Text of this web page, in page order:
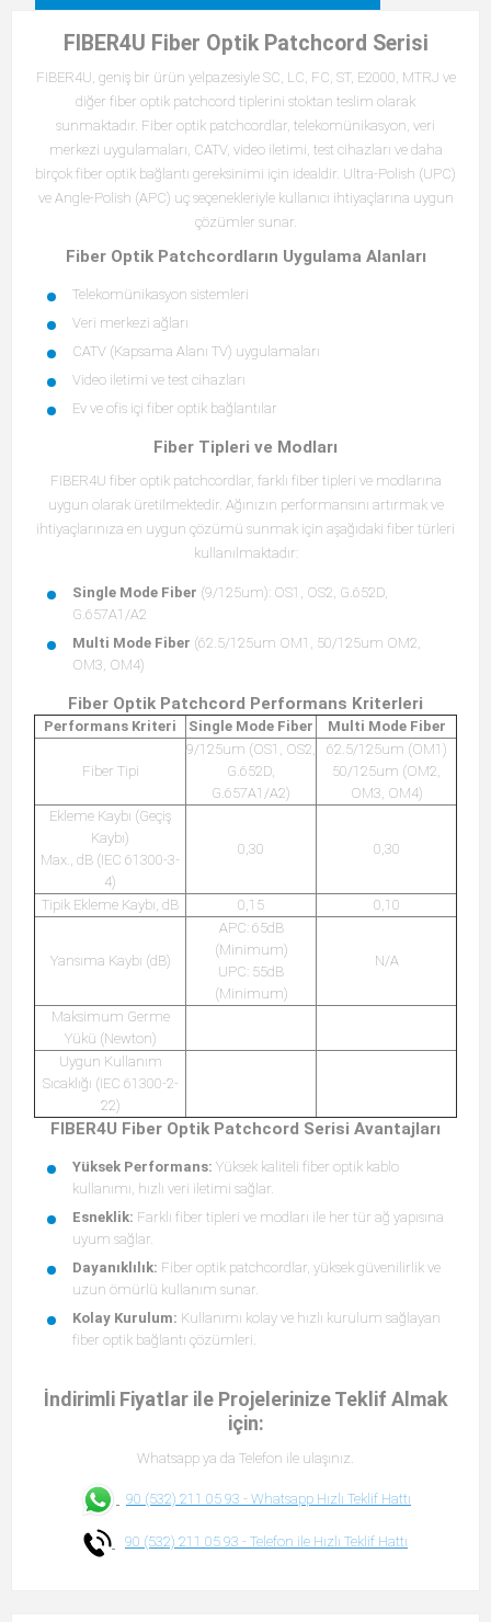
FIBER4U Fiber Optik Patchcord Serisi
FIBER4U, geniş bir ürün yelpazesiyle SC, LC, FC, ST, E2000, MTRJ ve
diğer fiber optik patchcord tiplerini stoktan teslim olarak
sunmaktadır. Fiber optik patchcordlar, telekomünikasyon, veri
merkezi uygulamaları, CATV, video iletimi, test cihazları ve daha
birçok fiber optik bağlantı gereksinimi için idealdir. Ultra-Polish (UPC)
ve Angle-Polish (APC) uç seçenekleriyle kullanıcı ihtiyaçlarına uygun
çözümler sunar.
Fiber Optik Patchcordların Uygulama Alanları
Telekomünikasyon sistemleri
Veri merkezi ağları
CATV (Kapsama Alanı TV) uygulamaları
Video iletimi ve test cihazları
Ev ve ofis içi fiber optik bağlantılar
Fiber Tipleri ve Modları
FIBER4U fiber optik patchcordlar, farklı fiber tipleri ve modlarına
uygun olarak üretilmektedir. Ağınızın performansını artırmak ve
ihtiyaçlarınıza en uygun çözümü sunmak için aşağıdaki fiber türleri
kullanılmaktadır:
Single Mode Fiber (9/125um): OS1, OS2, G.652D,
G.657A1/A2
Multi Mode Fiber (62.5/125um OM1, 50/125um OM2,
OM3, OM4)
Fiber Optik Patchcord Performans Kriterleri
Performans Kriteri Single Mode Fiber Multi Mode Fiber
Fiber Tipi
9/125um (OS1, OS2,
G.652D,
G.657A1/A2)
62.5/125um (OM1)
50/125um (OM2,
OM3, OM4)
Ekleme Kaybı (Geçiş
Kaybı)
Max., dB (IEC 61300-3-
4)
0,30 0,30
Tipik Ekleme Kaybı, dB 0,15 0,10
Yansıma Kaybı (dB)
APC: 65dB
(Minimum)
UPC: 55dB
(Minimum)
N/A
Maksimum Germe
Yükü (Newton)
Uygun Kullanım
Sıcaklığı (IEC 61300-2-
22)
FIBER4U Fiber Optik Patchcord Serisi Avantajları
Yüksek Performans: Yüksek kaliteli fiber optik kablo
kullanımı, hızlı veri iletimi sağlar.
Esneklik: Farklı fiber tipleri ve modları ile her tür ağ yapısına
uyum sağlar.
Dayanıklılık: Fiber optik patchcordlar, yüksek güvenilirlik ve
uzun ömürlü kullanım sunar.
Kolay Kurulum: Kullanımı kolay ve hızlı kurulum sağlayan
fiber optik bağlantı çözümleri.
İndirimli Fiyatlar ile Projelerinize Teklif Almak
için:
Whatsapp ya da Telefon ile ulaşınız.
90 (532) 211 05 93 - Whatsapp Hızlı Teklif Hattı
90 (532) 211 05 93 - Telefon ile Hızlı Teklif Hattı